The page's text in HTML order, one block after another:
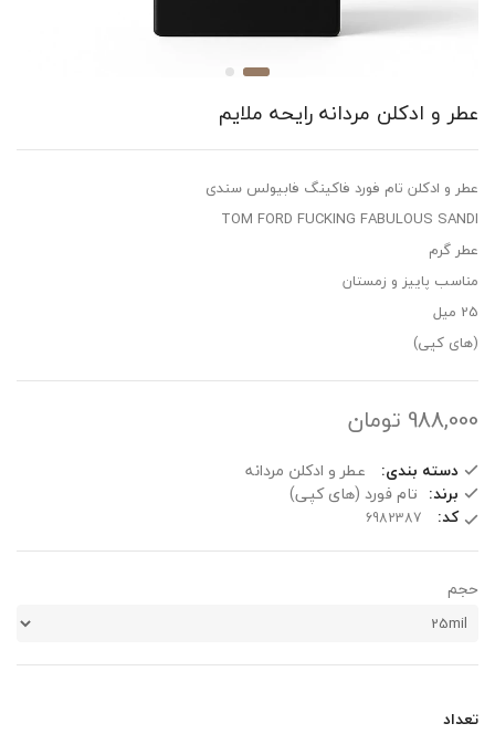
عطر و ادکلن مردانه رایحه ملایم
عطر و ادکلن تام فورد فاکینگ فابیولس سندی
TOM FORD FUCKING FABULOUS SANDI
عطر گرم
مناسب پاییز و زمستان
25 میل
(های کپی)
988,000 تومان
دسته بندی:
عطر و ادکلن مردانه
برند: تام فورد (های کپی)
کد:
حجم
تعداد